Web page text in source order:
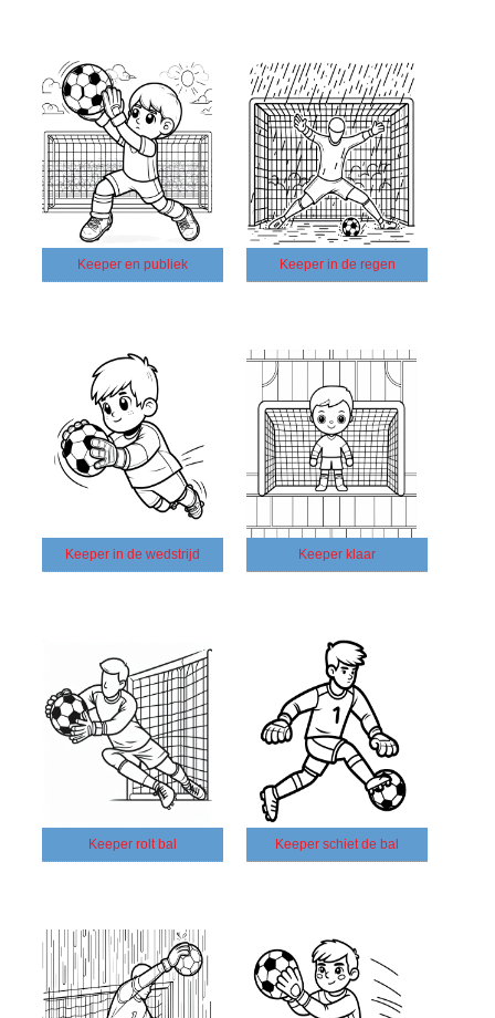
Keeper en publiek Keeper in de regen
Keeper in de wedstrijd Keeper klaar
Keeper rolt bal Keeper schiet de bal